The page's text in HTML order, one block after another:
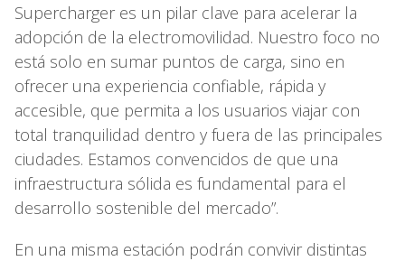
Supercharger es un pilar clave para acelerar la
adopción de la electromovilidad. Nuestro foco no
está solo en sumar puntos de carga, sino en
ofrecer una experiencia confiable, rápida y
accesible, que permita a los usuarios viajar con
total tranquilidad dentro y fuera de las principales
ciudades. Estamos convencidos de que una
infraestructura sólida es fundamental para el
desarrollo sostenible del mercado”.
En una misma estación podrán convivir distintas